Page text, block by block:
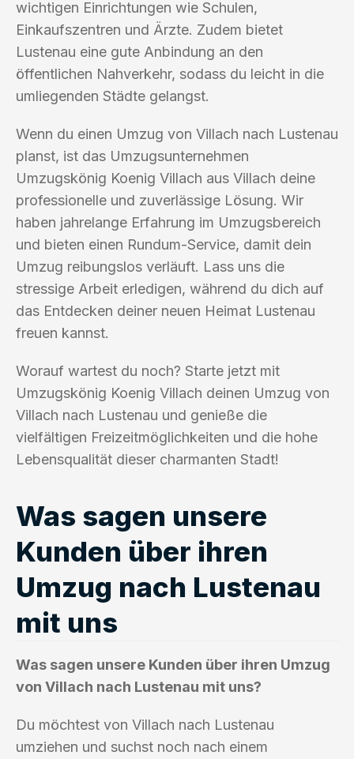
wichtigen Einrichtungen wie Schulen,
Einkaufszentren und Ärzte. Zudem bietet
Lustenau eine gute Anbindung an den
öffentlichen Nahverkehr, sodass du leicht in die
umliegenden Städte gelangst.
Wenn du einen Umzug von Villach nach Lustenau
planst, ist das Umzugsunternehmen
Umzugskönig Koenig Villach aus Villach deine
professionelle und zuverlässige Lösung. Wir
haben jahrelange Erfahrung im Umzugsbereich
und bieten einen Rundum-Service, damit dein
Umzug reibungslos verläuft. Lass uns die
stressige Arbeit erledigen, während du dich auf
das Entdecken deiner neuen Heimat Lustenau
freuen kannst.
Worauf wartest du noch? Starte jetzt mit
Umzugskönig Koenig Villach deinen Umzug von
Villach nach Lustenau und genieße die
vielfältigen Freizeitmöglichkeiten und die hohe
Lebensqualität dieser charmanten Stadt!
Was sagen unsere
Kunden über ihren
Umzug nach Lustenau
mit uns
Was sagen unsere Kunden über ihren Umzug
von Villach nach Lustenau mit uns?
Du möchtest von Villach nach Lustenau
umziehen und suchst noch nach einem